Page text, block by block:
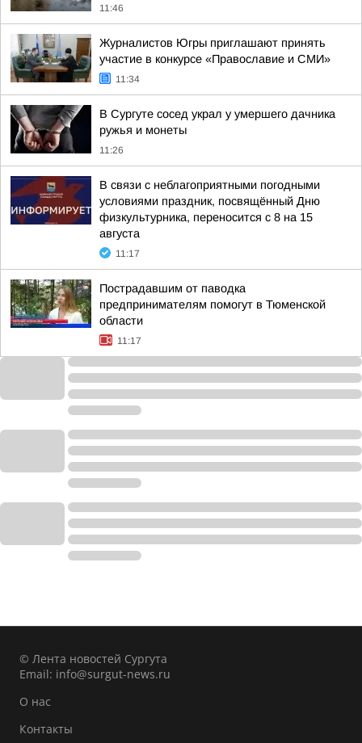
11:46
Журналистов Югры приглашают принять
участие в конкурсе «Православие и СМИ»
11:34
В Сургуте сосед украл у умершего дачника
ружья и монеты
11:26
В связи с неблагоприятными погодными
условиями праздник, посвящённый Дню
физкультурника, переносится с 8 на 15
августа
11:17
Пострадавшим от паводка
предпринимателям помогут в Тюменской
области
11:17
© Лента новостей Сургута
Email: info@surgut-news.ru
О нас
Контакты